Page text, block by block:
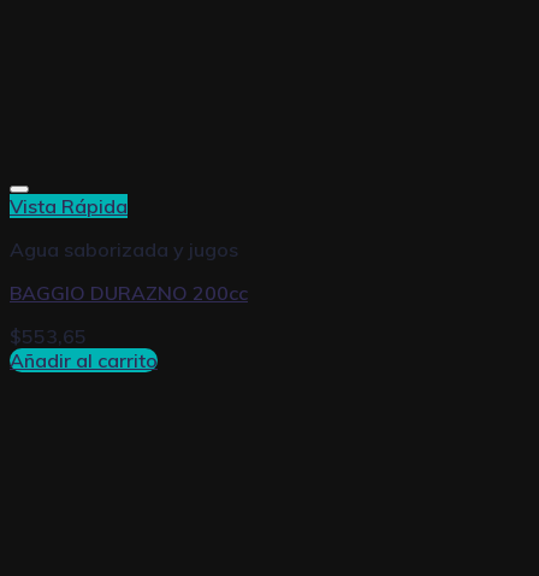
Vista Rápida
Agua saborizada y jugos
BAGGIO DURAZNO 200cc
$553,65
Añadir al carrito